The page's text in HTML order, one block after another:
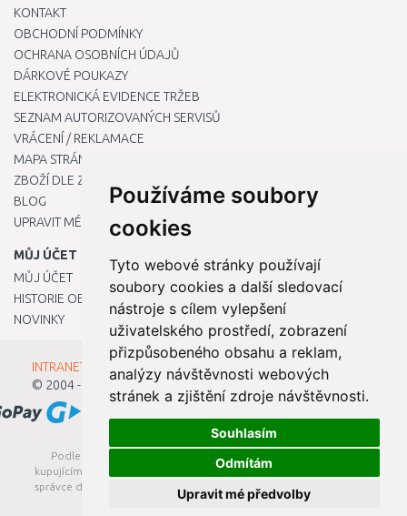
Používáme soubory
cookies
Tyto webové stránky používají
soubory cookies a další sledovací
nástroje s cílem vylepšení
uživatelského prostředí, zobrazení
přizpůsobeného obsahu a reklam,
analýzy návštěvnosti webových
stránek a zjištění zdroje návštěvnosti.
Souhlasím
Odmítám
Upravit mé předvolby
KONTAKT
OBCHODNÍ PODMÍNKY
OCHRANA OSOBNÍCH ÚDAJŮ
DÁRKOVÉ POUKAZY
ELEKTRONICKÁ EVIDENCE TRŽEB
SEZNAM AUTORIZOVANÝCH SERVISŮ
VRÁCENÍ / REKLAMACE
MAPA STRÁNKY
ZBOŽÍ DLE ZNAČEK
BLOG
UPRAVIT MÉ PŘEDVOLBY COOKIES
MŮJ ÚČET
MŮJ ÚČET
HISTORIE OBJEDNÁVEK
NOVINKY
INTRANET - Přihlášení pro zaměstnance
© 2004 - 2026
Kamody s.r.o.
Podle zákona o evidenci tržeb je prodávající povinen vystavit
kupujícímu účtenku. Zároveň je povinen zaevidovat přijatou tržbu u
správce daně online; v případě technického výpadku pak nejpozději
do 48 hodin.